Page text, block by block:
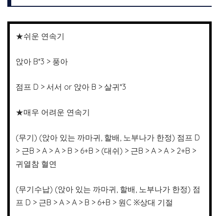
★쉬운 연속기
앉아 B*3 > 풍아
점프 D > 서서 or 앉아 B > 살귀*3
★매우 어려운 연속기
(무기) (앉아 있는 까마귀, 할배, 노부나가 한정) 점프 D
> 근B > A > A > B > 6+B > (대쉬) > 근B > A > A > 2+B >
귀열참 혈연
(무기수납) (앉아 있는 까마귀, 할배, 노부나가 한정) 점
프 D > 근B > A > A > B > 6+B > 원C ※상대 기절